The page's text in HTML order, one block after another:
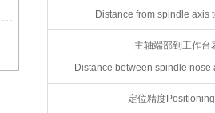
Distance from spindle axis
主轴端部到工作台
Distance between spindle nose
定位精度